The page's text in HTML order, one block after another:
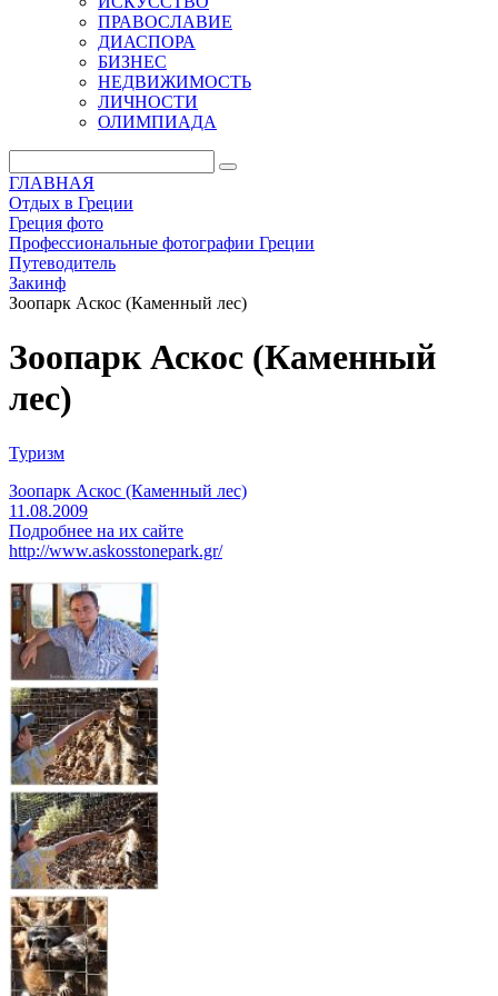
ПРАВОСЛАВИЕ
ДИАСПОРА
БИЗНЕС
НЕДВИЖИМОСТЬ
ЛИЧНОСТИ
ОЛИМПИАДА
ГЛАВНАЯ
Отдых в Греции
Греция фото
Профессиональные фотографии Греции
Путеводитель
Закинф
Зоопарк Аскос (Каменный лес)
Зоопарк Аскос (Каменный
лес)
Туризм
Зоопарк Аскос (Каменный лес)
11.08.2009
Подробнее на их сайте
http://www.askosstonepark.gr/